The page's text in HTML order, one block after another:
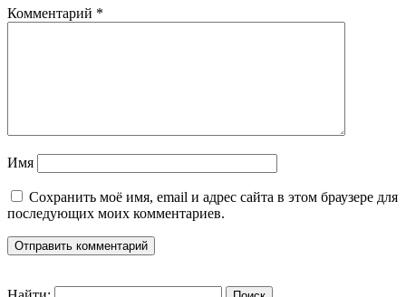
Комментарий *
Имя
Сохранить моё имя, email и адрес сайта в этом браузере для
последующих моих комментариев.